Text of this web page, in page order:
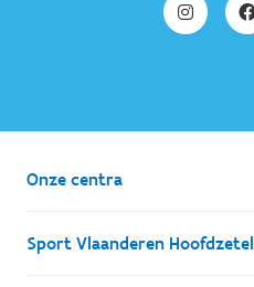
Onze centra
Sport Vlaanderen Hoofdzetel